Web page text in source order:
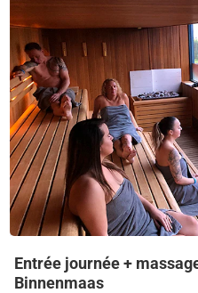
Entrée journée +
Binnenmaas